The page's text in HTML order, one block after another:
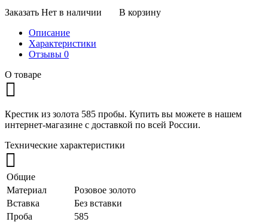
Заказать Нет в наличии
В корзину
Описание
Характеристики
Отзывы 0
О товаре
Крестик из золота 585 пробы. Купить вы можете в нашем
интернет-магазине с доставкой по всей России.
Технические характеристики
Общие
Материал
Розовое золото
Вставка
Без вставки
Проба
585